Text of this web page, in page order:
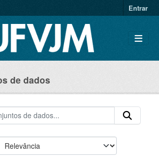
Entrar
de dados